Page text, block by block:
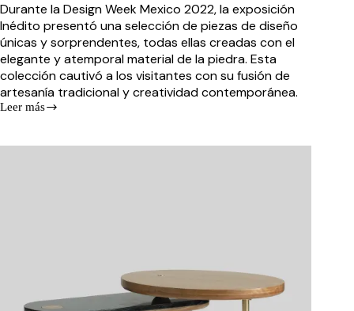
Durante la Design Week Mexico 2022, la exposición
Inédito presentó una selección de piezas de diseño
únicas y sorprendentes, todas ellas creadas con el
elegante y atemporal material de la piedra. Esta
colección cautivó a los visitantes con su fusión de
artesanía tradicional y creatividad contemporánea.
Leer más
De